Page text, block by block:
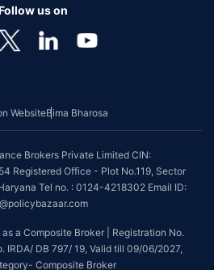
us on
WebsiteBima Bharosa
Brokers Private Limited CIN:
Registered Office - Plot No.119, Sector
Tel no. : 0124-4218302 Email ID:
a Composite Broker | Registration No.
IRDA/ DB 797/ 19, Valid till 09/06/2027,
Composite Broker